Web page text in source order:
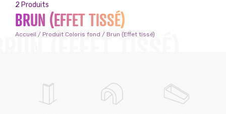
2 Produits
BRUN (EFFET TISSÉ)
Accueil / Produit Coloris fond / Brun (Effet tissé)
(EFFET TISSÉ)